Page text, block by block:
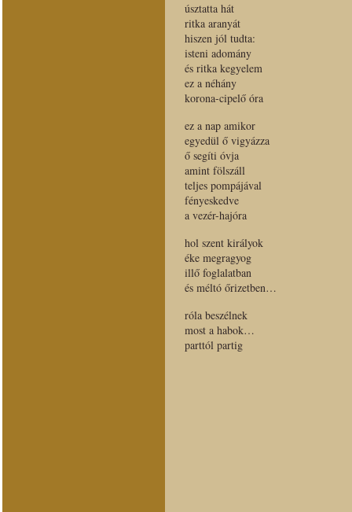
úsztatta hát
ritka aranyát
hiszen jól tudta:
isteni adomány
és ritka kegyelem
ez a néhány
korona-cipelő óra
ez a nap amikor
egyedül ő vigyázza
ő segíti óvja
amint fölszáll
teljes pompájával
fényeskedve
a vezér-hajóra
hol szent királyok
éke megragyog
illő foglalatban
és méltó őrizetben…
róla beszélnek
most a habok…
parttól partig